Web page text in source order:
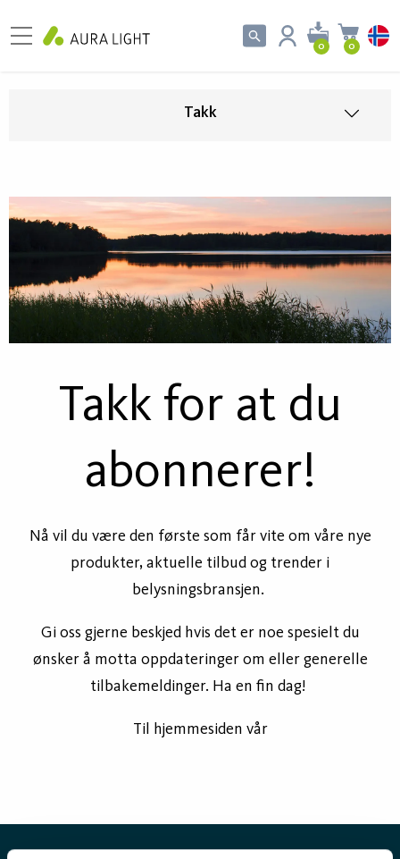
0 0
Takk
Takk for at du
abonnerer!
Nå vil du være den første som får vite om våre nye
produkter, aktuelle tilbud og trender i
belysningsbransjen.
Gi oss gjerne beskjed hvis det er noe spesielt du
ønsker å motta oppdateringer om eller generelle
tilbakemeldinger. Ha en fin dag!
Til hjemmesiden vår